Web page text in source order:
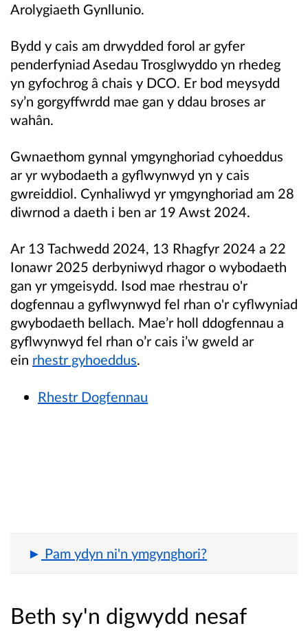
Arolygiaeth Gynllunio.
Bydd y cais am drwydded forol ar gyfer
penderfyniad Asedau Trosglwyddo yn rhedeg
yn gyfochrog â chais y DCO. Er bod meysydd
sy’n gorgyffwrdd mae gan y ddau broses ar
wahân.
Gwnaethom gynnal ymgynghoriad cyhoeddus
ar yr wybodaeth a gyflwynwyd yn y cais
gwreiddiol. Cynhaliwyd yr ymgynghoriad am 28
diwrnod a daeth i ben ar 19 Awst 2024.
Ar 13 Tachwedd 2024, 13 Rhagfyr 2024 a 22
Ionawr 2025 derbyniwyd rhagor o wybodaeth
gan yr ymgeisydd. Isod mae rhestrau o'r
dogfennau a gyflwynwyd fel rhan o'r cyflwyniad
gwybodaeth bellach. Mae’r holl ddogfennau a
gyflwynwyd fel rhan o’r cais i’w gweld ar
ein rhestr gyhoeddus.
Rhestr Dogfennau
Pam ydyn ni'n ymgynghori?
Beth sy'n digwydd nesaf